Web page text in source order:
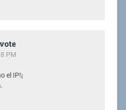
PM
el IP!¡